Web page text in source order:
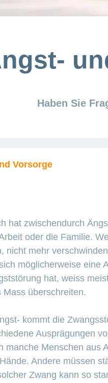
Haben Sie
Vorsorge
hat zwischendurch
oder die Familie.
nicht mehr
möglicherweise eine
hat, weiss
Mass überschreiten.
kommt die
Ausprägungen
manche Menschen aus
Andere müssen
Zwang kann so